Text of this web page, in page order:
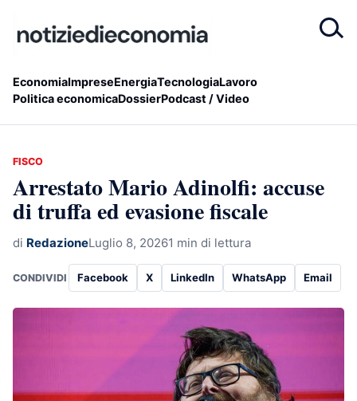
EconomiaImpreseEnergiaTecnologiaLavoro
Politica economicaDossierPodcast / Video
FISCO
Arrestato Mario Adinolfi: accuse
di truffa ed evasione fiscale
di RedazioneLuglio 8, 20261 min di lettura
CONDIVIDI Facebook X LinkedIn WhatsApp Email